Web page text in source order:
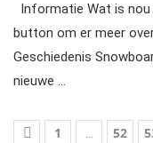
Informatie Wat is nou
button om er meer
Geschiedenis
nieuwe …
1 52